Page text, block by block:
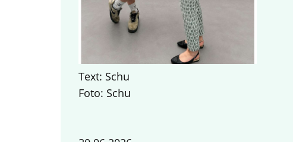
Text: Schu
Foto: Schu